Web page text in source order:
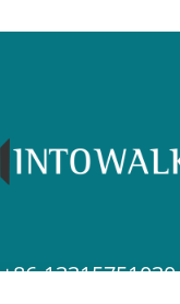
+86-13315751030